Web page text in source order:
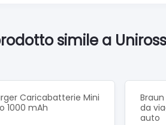
simile a
Caricabatterie Mini
1000 mAh
da
auto